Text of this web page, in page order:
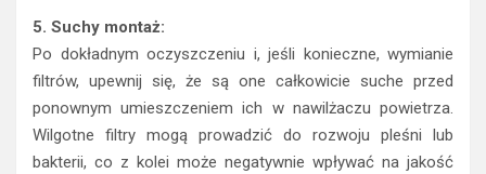
5. Suchy montaż:
Po dokładnym oczyszczeniu i, jeśli konieczne, wymianie
filtrów, upewnij się, że są one całkowicie suche przed
ponownym umieszczeniem ich w nawilżaczu powietrza.
Wilgotne filtry mogą prowadzić do rozwoju pleśni lub
bakterii, co z kolei może negatywnie wpływać na jakość